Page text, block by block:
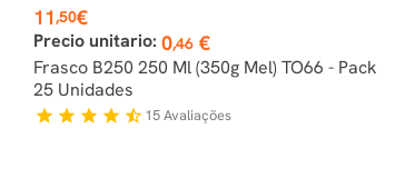
Preço
11,50€
Precio unitario: 0,46 €
Frasco B250 250 Ml (350g Mel) TO66 - Pack
25 Unidades
star star star star star_half 15Avaliações